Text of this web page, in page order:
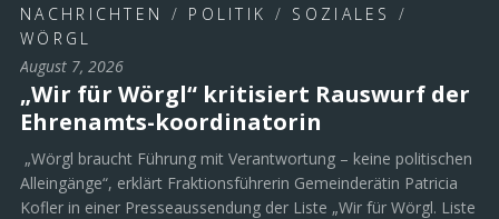
NACHRICHTEN / POLITIK / SOZIALES
/
WÖRGL
August 7, 2026
„Wir für Wörgl“ kritisiert Rauswurf der
Ehrenamts-koordinatorin
„Wörgl braucht Führung mit Verantwortung – keine politischen
Alleingänge“, erklärt Fraktionsführerin Gemeinderätin Patricia
Kofler in einer Presseaussendung der Liste „Wir für Wörgl. Liste